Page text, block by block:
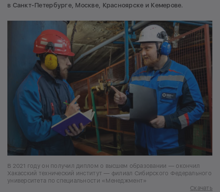
в Санкт-Петербурге, Москве, Красноярске и Кемерове.
В 2021 году он получил диплом о высшем образовании — окончил
Хакасский технический институт — филиал Сибирского Федерального
университета по специальности «Менеджмент»
Скачать